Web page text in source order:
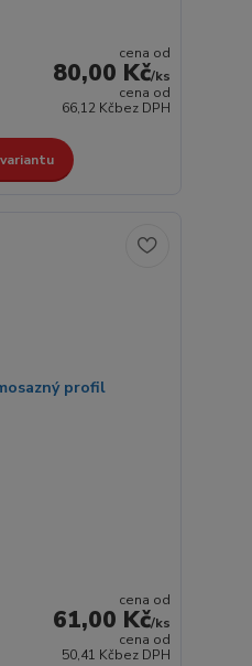
cena od
80,00 Kč/ks
cena od
66,12 Kčbez DPH
cena od
61,00 Kč/ks
cena od
50,41 Kčbez DPH